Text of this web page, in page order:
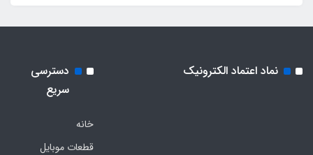
نماد اعتماد الکترونیک
دسترسی
سریع
خانه
قطعات موبایل